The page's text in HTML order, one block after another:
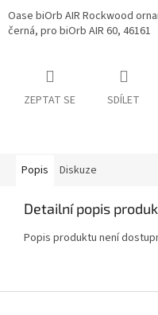
Oase biOrb AIR Rockwood
černá, pro biOrb AIR 60, 46161
ZEPTAT SE SDÍLET
Popis Diskuze
Detailní popis
Popis produktu není